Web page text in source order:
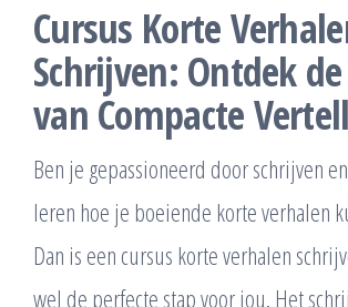
Cursus Korte
Schrijven: Ontdek
van Compacte
Ben je gepassioneerd door schrijven
leren hoe je boeiende korte verhalen
Dan is een cursus korte verhalen
wel de perfecte stap voor jou. Het